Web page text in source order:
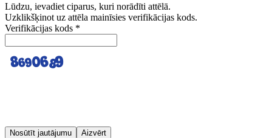
Lūdzu, ievadiet ciparus, kuri norādīti attēlā.
Uzklikšķinot uz attēla mainīsies verifikācijas kods.
Verifikācijas kods *
Nosūtīt jautājumu Aizvērt